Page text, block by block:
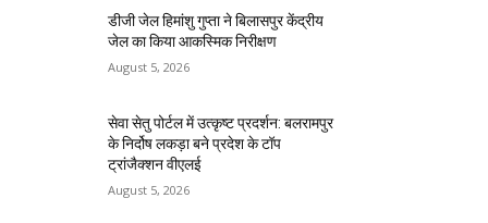
डीजी जेल हिमांशु गुप्ता ने बिलासपुर केंद्रीय
जेल का किया आकस्मिक निरीक्षण
August 5, 2026
सेवा सेतु पोर्टल में उत्कृष्ट प्रदर्शन: बलरामपुर
के निर्दोष लकड़ा बने प्रदेश के टॉप
ट्रांजैक्शन वीएलई
August 5, 2026